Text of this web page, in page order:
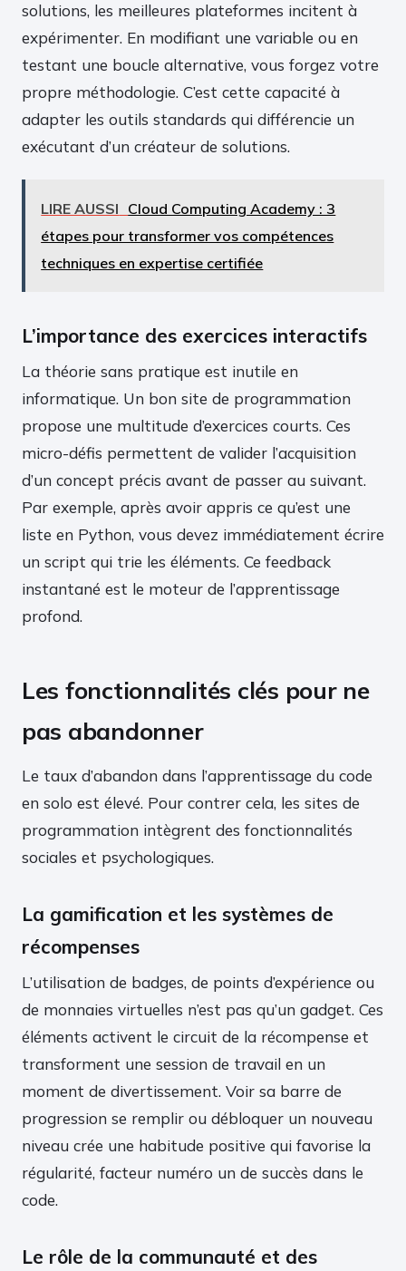
solutions, les meilleures plateformes incitent à
expérimenter. En modifiant une variable ou en
testant une boucle alternative, vous forgez votre
propre méthodologie. C’est cette capacité à
adapter les outils standards qui différencie un
exécutant d’un créateur de solutions.
LIRE AUSSI Cloud Computing Academy : 3
étapes pour transformer vos compétences
techniques en expertise certifiée
L’importance des exercices interactifs
La théorie sans pratique est inutile en
informatique. Un bon site de programmation
propose une multitude d’exercices courts. Ces
micro-défis permettent de valider l’acquisition
d’un concept précis avant de passer au suivant.
Par exemple, après avoir appris ce qu’est une
liste en Python, vous devez immédiatement écrire
un script qui trie les éléments. Ce feedback
instantané est le moteur de l’apprentissage
profond.
Les fonctionnalités clés pour ne
pas abandonner
Le taux d’abandon dans l’apprentissage du code
en solo est élevé. Pour contrer cela, les sites de
programmation intègrent des fonctionnalités
sociales et psychologiques.
La gamification et les systèmes de
récompenses
L’utilisation de badges, de points d’expérience ou
de monnaies virtuelles n’est pas qu’un gadget. Ces
éléments activent le circuit de la récompense et
transforment une session de travail en un
moment de divertissement. Voir sa barre de
progression se remplir ou débloquer un nouveau
niveau crée une habitude positive qui favorise la
régularité, facteur numéro un de succès dans le
code.
Le rôle de la communauté et des